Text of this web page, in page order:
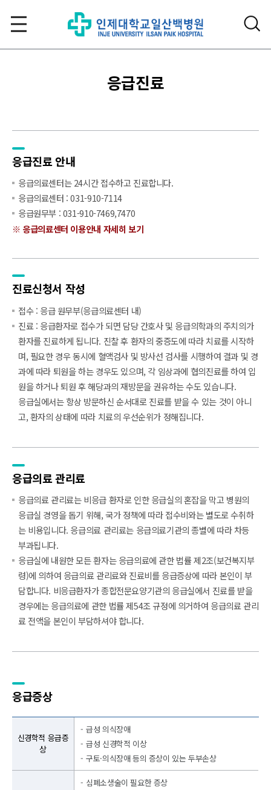
응급진료
응급진료 안내
응급의료센터는 24시간 접수하고 진료합니다.
응급의료센터 : 031-910-7114
응급원무부 : 031-910-7469,7470
※ 응급의료센터 이용안내 자세히 보기
진료신청서 작성
접수 : 응급 원무부(응급의료센터 내)
진료 : 응급환자로 접수가 되면 담당 간호사 및 응급의학과의 주치의가
환자를 진료하게 됩니다. 진찰 후 환자의 중증도에 따라 치료를 시작하
며, 필요한 경우 동시에 혈액검사 및 방사선 검사를 시행하여 결과 및 경
과에 따라 퇴원을 하는 경우도 있으며, 각 임상과에 협의진료를 하여 입
원을 하거나 퇴원 후 해당과의 재방문을 권유하는 수도 있습니다.
응급실에서는 항상 방문하신 순서대로 진료를 받을 수 있는 것이 아니
고, 환자의 상태에 따라 치료의 우선순위가 정해집니다.
응급의료 관리료
응급의료 관리료는 비응급 환자로 인한 응급실의 혼잡을 막고 병원의
응급실 경영을 돕기 위해, 국가 정책에 따라 접수비와는 별도로 수취하
는 비용입니다. 응급의료 관리료는 응급의료기관의 종별에 따라 차등
부과됩니다.
응급실에 내원한 모든 환자는 응급의료에 관한 법률 제2조(보건복지부
령)에 의하여 응급의료 관리료와 진료비를 응급증상에 따라 본인이 부
담합니다. 비응급환자가 종합전문요양기관의 응급실에서 진료를 받을
경우에는 응급의료에 관한 법률 제54조 규정에 의거하여 응급의료 관리
료 전액을 본인이 부담하셔야 합니다.
응급증상
신경학적 응급증
상
급성 의식장애
급성 신경학적 이상
구토·의식장애 등의 증상이 있는 두부손상
심폐소생술이 필요한 증상